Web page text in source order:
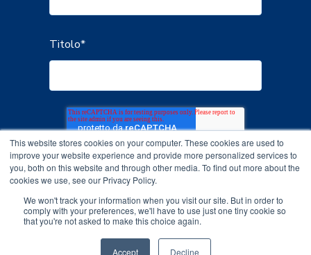
This website stores cookies on your computer. These cookies are used to
improve your website experience and provide more personalized services to
you, both on this website and through other media. To find out more about the
cookies we use, see our Privacy Policy.
We won't track your information when you visit our site. But in order to
comply with your preferences, we'll have to use just one tiny cookie so
that you're not asked to make this choice again.
Accept Decline
Titolo*